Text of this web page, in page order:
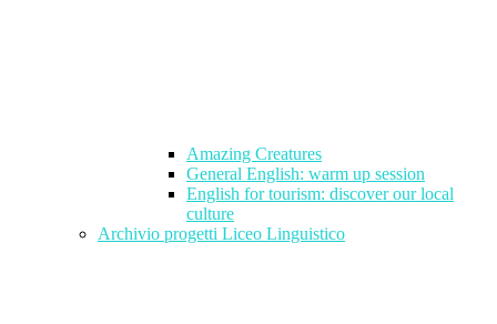
Amazing Creatures
General English: warm up session
English for tourism: discover our local
culture
Archivio progetti Liceo Linguistico